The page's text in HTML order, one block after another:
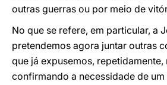
outras guerras ou por meio de
No que se refere, em particular, a
pretendemos agora juntar outras
que já expusemos, repetidamente,
confirmando a necessidade de